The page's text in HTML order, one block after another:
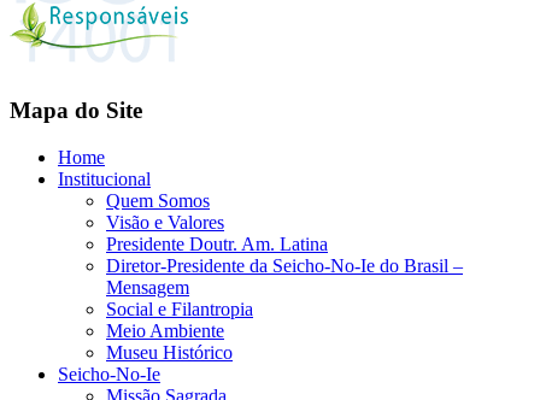
Mapa do Site
Home
Institucional
Quem Somos
Visão e Valores
Presidente Doutr. Am. Latina
Diretor-Presidente da Seicho-No-Ie do Brasil –
Mensagem
Social e Filantropia
Meio Ambiente
Museu Histórico
Seicho-No-Ie
Missão Sagrada